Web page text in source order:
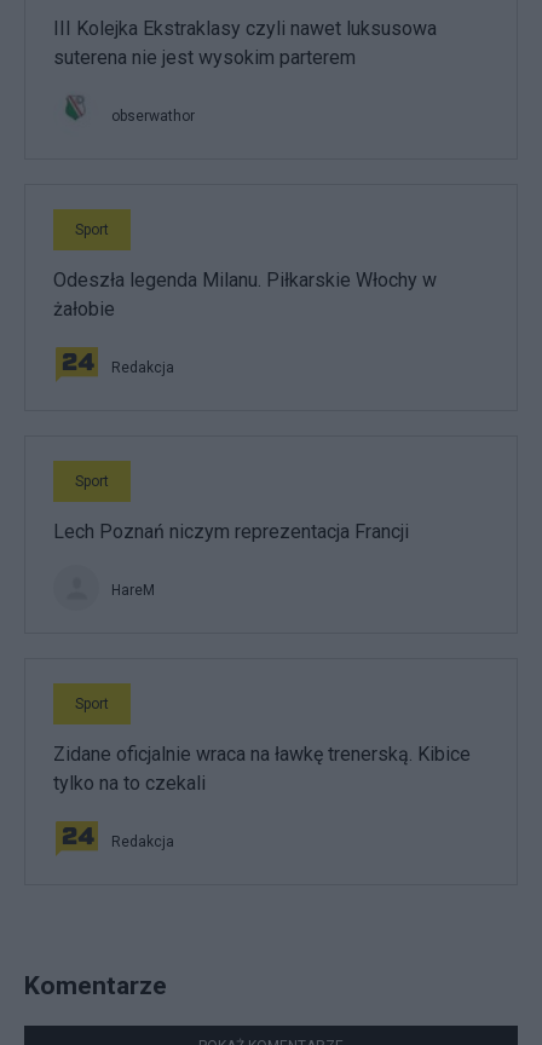
III Kolejka Ekstraklasy czyli nawet luksusowa
suterena nie jest wysokim parterem
obserwathor
Sport
Odeszła legenda Milanu. Piłkarskie Włochy w
żałobie
Redakcja
Sport
Lech Poznań niczym reprezentacja Francji
HareM
Sport
Zidane oficjalnie wraca na ławkę trenerską. Kibice
tylko na to czekali
Redakcja
Komentarze